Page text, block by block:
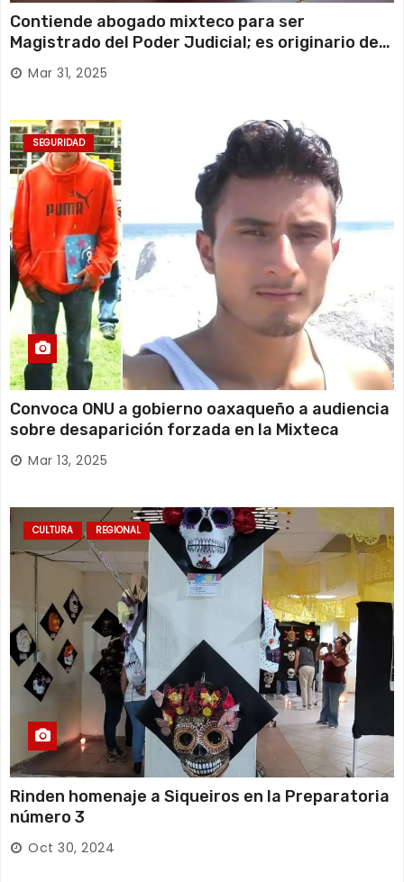
Contiende abogado mixteco para ser
Magistrado del Poder Judicial; es originario de
Huajuapan de León
Mar 31, 2025
SEGURIDAD
Convoca ONU a gobierno oaxaqueño a audiencia
sobre desaparición forzada en la Mixteca
Mar 13, 2025
CULTURA REGIONAL
Rinden homenaje a Siqueiros en la Preparatoria
número 3
Oct 30, 2024